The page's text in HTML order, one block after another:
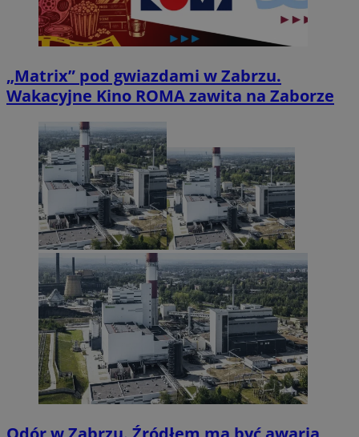
„Matrix” pod gwiazdami w Zabrzu.
Wakacyjne Kino ROMA zawita na Zaborze